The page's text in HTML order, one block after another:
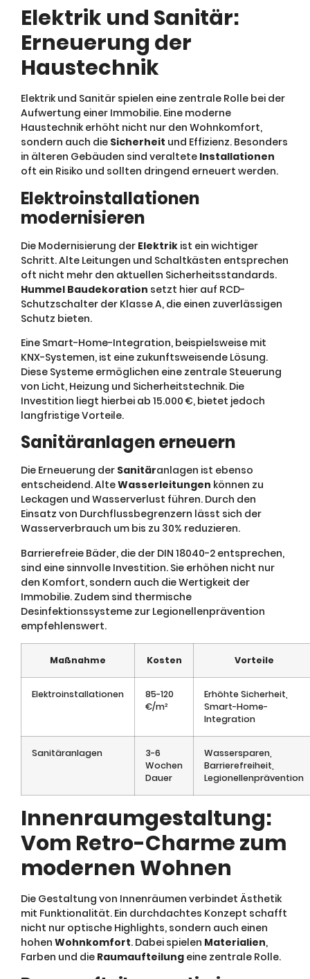
Elektrik und Sanitär:
Erneuerung der
Haustechnik
Elektrik und Sanitär spielen eine zentrale Rolle bei der
Aufwertung einer Immobilie. Eine moderne
Haustechnik erhöht nicht nur den Wohnkomfort,
sondern auch die Sicherheit und Effizienz. Besonders
in älteren Gebäuden sind veraltete Installationen
oft ein Risiko und sollten dringend erneuert werden.
Elektroinstallationen
modernisieren
Die Modernisierung der Elektrik ist ein wichtiger
Schritt. Alte Leitungen und Schaltkästen entsprechen
oft nicht mehr den aktuellen Sicherheitsstandards.
Hummel Baudekoration setzt hier auf RCD-
Schutzschalter der Klasse A, die einen zuverlässigen
Schutz bieten.
Eine Smart-Home-Integration, beispielsweise mit
KNX-Systemen, ist eine zukunftsweisende Lösung.
Diese Systeme ermöglichen eine zentrale Steuerung
von Licht, Heizung und Sicherheitstechnik. Die
Investition liegt hierbei ab 15.000 €, bietet jedoch
langfristige Vorteile.
Sanitäranlagen erneuern
Die Erneuerung der Sanitäranlagen ist ebenso
entscheidend. AlteWasserleitungen können zu
Leckagen und Wasserverlust führen. Durch den
Einsatz von Durchflussbegrenzern lässt sich der
Wasserverbrauch um bis zu 30% reduzieren.
Barrierefreie Bäder, die der DIN 18040-2 entsprechen,
sind eine sinnvolle Investition. Sie erhöhen nicht nur
den Komfort, sondern auch die Wertigkeit der
Immobilie. Zudem sind thermische
Desinfektionssysteme zur Legionellenprävention
empfehlenswert.
Maßnahme Kosten Vorteile
Elektroinstallationen
85-120
€/m²
Erhöhte Sicherheit,
Smart-Home-
Integration
Sanitäranlagen
3-6
Wochen
Dauer
Wassersparen,
Barrierefreiheit,
Legionellenprävention
Innenraumgestaltung:
Vom Retro-Charme zum
modernen Wohnen
Die Gestaltung von Innenräumen verbindet Ästhetik
mit Funktionalität. Ein durchdachtes Konzept schafft
nicht nur optische Highlights, sondern auch einen
hohen Wohnkomfort. Dabei spielen Materialien,
Farben und die Raumaufteilung eine zentrale Rolle.